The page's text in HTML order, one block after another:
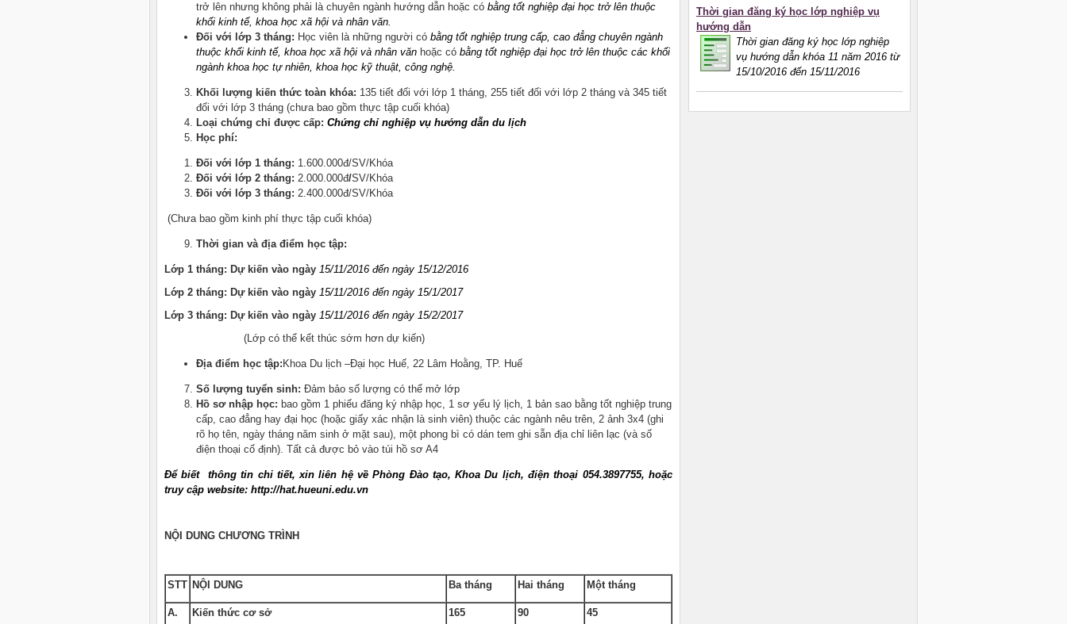
trở lên nhưng không phải là chuyên ngành hướng dẫn hoặc có bằng tốt nghiệp đại học trở lên thuộc
khối kinh tế, khoa học xã hội và nhân văn.
Đối với lớp 3 tháng: Học viên là những người có bằng tốt nghiệp trung cấp, cao đẳng chuyên ngành
thuộc khối kinh tế, khoa học xã hội và nhân văn hoặc có bằng tốt nghiệp đại học trở lên thuộc các khối
ngành khoa học tự nhiên, khoa học kỹ thuật, công nghệ.
Khối lượng kiến thức toàn khóa: 135 tiết đối với lớp 1 tháng, 255 tiết đối với lớp 2 tháng và 345 tiết
đối với lớp 3 tháng (chưa bao gồm thực tập cuối khóa)
Loại chứng chỉ được cấp: Chứng chỉ nghiệp vụ hướng dẫn du lịch
Học phí:
Đối với lớp 1 tháng: 1.600.000đ/SV/Khóa
Đối với lớp 2 tháng: 2.000.000đ/SV/Khóa
Đối với lớp 3 tháng: 2.400.000đ/SV/Khóa
(Chưa bao gồm kinh phí thực tập cuối khóa)
Thời gian và địa điểm học tập:
Lớp 1 tháng: Dự kiến vào ngày 15/11/2016 đến ngày 15/12/2016
Lớp 2 tháng: Dự kiến vào ngày 15/11/2016 đến ngày 15/1/2017
Lớp 3 tháng: Dự kiến vào ngày 15/11/2016 đến ngày 15/2/2017
(Lớp có thể kết thúc sớm hơn dự kiến)
Địa điểm học tập: Khoa Du lịch –Đại học Huế, 22 Lâm Hoằng, TP. Huế
Số lượng tuyển sinh: Đảm bảo số lượng có thể mở lớp
Hồ sơ nhập học: bao gồm 1 phiếu đăng ký nhập học, 1 sơ yếu lý lịch, 1 bản sao bằng tốt nghiệp trung
cấp, cao đẳng hay đại học (hoặc giấy xác nhận là sinh viên) thuộc các ngành nêu trên, 2 ảnh 3x4 (ghi
rõ họ tên, ngày tháng năm sinh ở mặt sau), một phong bì có dán tem ghi sẵn địa chỉ liên lạc (và số
điện thoại cố định). Tất cả được bỏ vào túi hồ sơ A4
Để biết thông tin chi tiết, xin liên hệ về Phòng Đào tạo, Khoa Du lịch, điện thoại 054.3897755, hoặc
truy cập website: http://hat.hueuni.edu.vn
NỘI DUNG CHƯƠNG TRÌNH
STT NỘI DUNG Ba tháng Hai tháng Một tháng
A. Kiến thức cơ sở 165 90 45
Thời gian đăng ký học lớp nghiệp vụ
hướng dẫn
Thời gian đăng ký học lớp nghiệp
vụ hướng dẫn khóa 11 năm 2016 từ
15/10/2016 đến 15/11/2016